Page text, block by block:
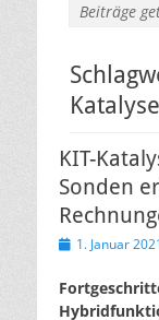
Beiträge
Katalyse
KIT-
Sonden
Veröffentlicht
1. Januar